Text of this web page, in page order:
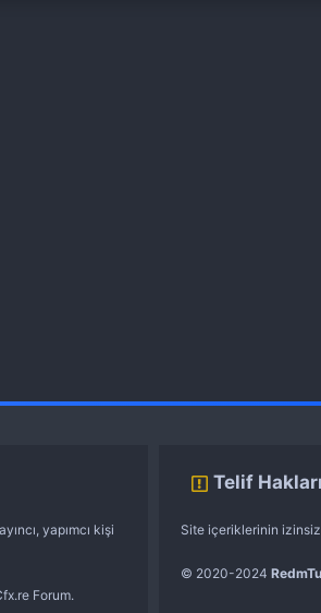
yapımcı kişi
Forum.
Telif Hakları
Site içeriklerinin izinsiz
© 2020-2024